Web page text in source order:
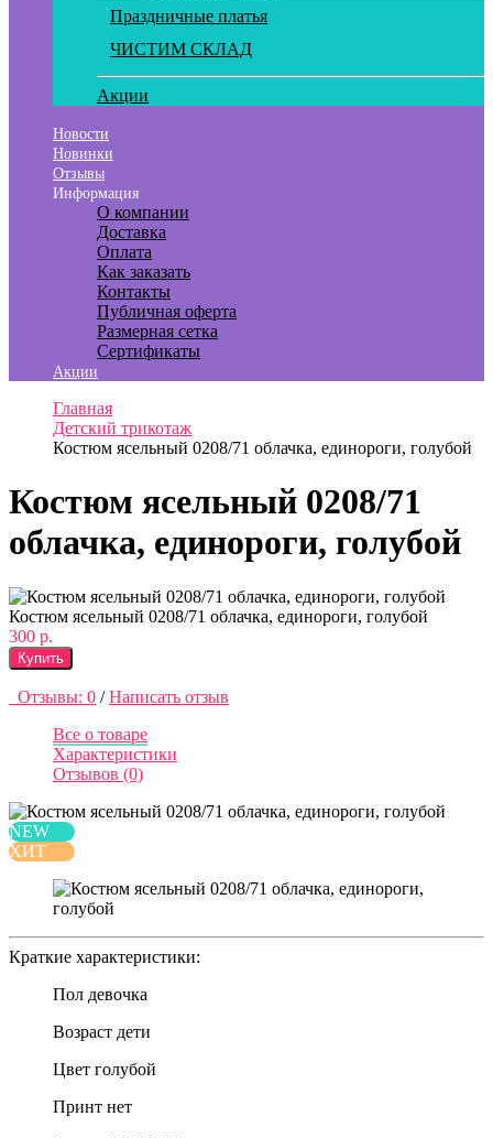
Праздничные платья
ЧИСТИМ СКЛАД
Акции
Новости
Новинки
Отзывы
Информация
О компании
Доставка
Оплата
Как заказать
Контакты
Публичная оферта
Размерная сетка
Сертификаты
Акции
Главная
Детский трикотаж
Костюм ясельный 0208/71 облачка, единороги, голубой
Костюм ясельный 0208/71
облачка, единороги, голубой
Костюм ясельный 0208/71 облачка, единороги, голубой
300 р.
Купить
Отзывы: 0 / Написать отзыв
Все о товаре
Характеристики
Отзывов (0)
NEW
ХИТ
Краткие характеристики:
Пол девочка
Возраст дети
Цвет голубой
Принт нет